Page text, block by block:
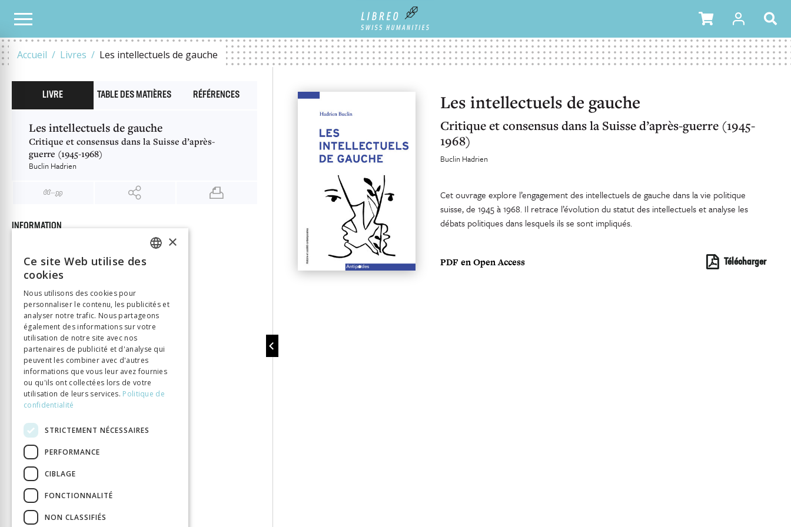
Accueil Livres Les intellectuels de gauche
NOTRE CATALOGUE
Les intellectuels de gauche
Critique et consensus dans la Suisse d’après-guerre (1945-
1968)
Buclin Hadrien
Cet ouvrage explore l’engagement des intellectuels de gauche dans la vie politique
suisse, de 1945 à 1968. Il retrace l’évolution du statut des intellectuels et analyse les
débats politiques dans lesquels ils se sont impliqués.
PDF en Open Access Télécharger
LIVRE TABLE DES MATIÈRES RÉFÉRENCES
Les intellectuels de gauche
Critique et consensus dans la Suisse d’après-
guerre (1945-1968)
Buclin Hadrien
INFORMATION
Éditeur
Antipodes
ISBN
Langue
Français
Nombre de pages
523
Parution
21 mars 2019
Type de livre
Monographie
DOI
10.33056/ANTIPODES.11490
ITALIAN
×
Ce site Web utilise des
cookies
Nous utilisons des cookies pour
personnaliser le contenu, les publicités et
analyser notre trafic. Nous partageons
également des informations sur votre
utilisation de notre site avec nos
partenaires de publicité et d'analyse qui
peuvent les combiner avec d'autres
informations que vous leur avez fournies
ou qu'ils ont collectées lors de votre
utilisation de leurs services. Politique de
confidentialité
STRICTEMENT NÉCESSAIRES
PERFORMANCE
CIBLAGE
FONCTIONNALITÉ
NON CLASSIFIÉS